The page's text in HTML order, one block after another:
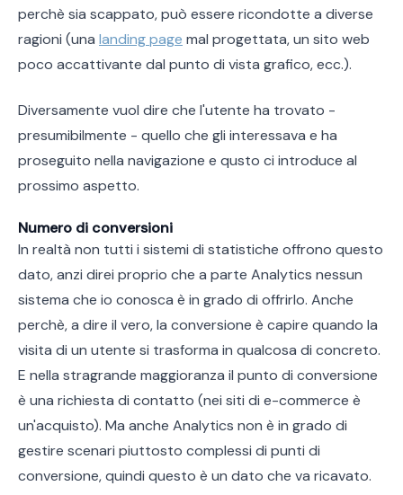
perchè sia scappato, può essere ricondotte a diverse
ragioni (una landing page mal progettata, un sito web
poco accattivante dal punto di vista grafico, ecc.).
Diversamente vuol dire che l'utente ha trovato -
presumibilmente - quello che gli interessava e ha
proseguito nella navigazione e qusto ci introduce al
prossimo aspetto.
Numero di conversioni
In realtà non tutti i sistemi di statistiche offrono questo
dato, anzi direi proprio che a parte Analytics nessun
sistema che io conosca è in grado di offrirlo. Anche
perchè, a dire il vero, la conversione è capire quando la
visita di un utente si trasforma in qualcosa di concreto.
E nella stragrande maggioranza il punto di conversione
è una richiesta di contatto (nei siti di e-commerce è
un'acquisto). Ma anche Analytics non è in grado di
gestire scenari piuttosto complessi di punti di
conversione, quindi questo è un dato che va ricavato.